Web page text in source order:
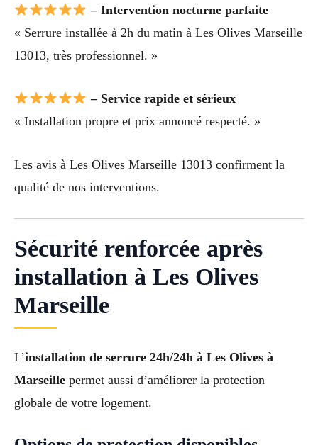
– Intervention nocturne parfaite
« Serrure installée à 2h du matin à Les Olives Marseille
13013, très professionnel. »
– Service rapide et sérieux
« Installation propre et prix annoncé respecté. »
Les avis à Les Olives Marseille 13013 confirment la
qualité de nos interventions.
Sécurité renforcée après
installation à Les Olives
Marseille
L’installation de serrure 24h/24h à Les Olives à
Marseille permet aussi d’améliorer la protection
globale de votre logement.